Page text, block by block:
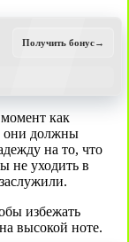
Получить бонус→
как
они должны
на то, что
не уходить в
избежать
высокой ноте.